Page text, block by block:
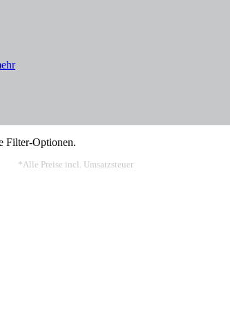
Filter-Optionen.
*Alle Preise incl. Umsatzsteuer